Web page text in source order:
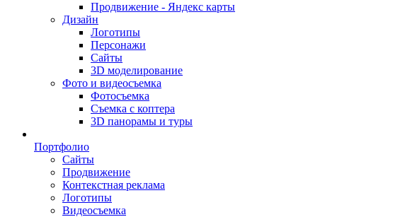
Продвижение - Яндекс карты
Дизайн
Логотипы
Персонажи
Сайты
3D моделирование
Фото и видеосъемка
Фотосъемка
Съемка с коптера
3D панорамы и туры
Портфолио
Сайты
Продвижение
Контекстная реклама
Логотипы
Видеосъемка